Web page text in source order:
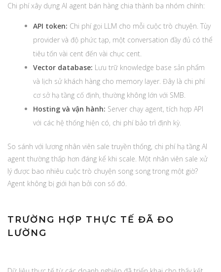
Chi phí xây dựng AI agent bán hàng chia thành ba nhóm chính:
API token: Chi phí gọi LLM cho mỗi cuộc trò chuyện. Tùy
provider và độ phức tạp, một conversation đầy đủ có thể
tiêu tốn vài cent đến vài chục cent.
Vector database: Lưu trữ knowledge base sản phẩm
và lịch sử khách hàng cho memory layer. Đây là chi phí
cơ sở hạ tầng cố định, thường không lớn với SMB.
Hosting và vận hành: Server chạy agent, tích hợp API
với các hệ thống hiện có, chi phí bảo trì định kỳ.
So sánh với lương nhân viên sale truyền thống, chi phí hạ tầng AI
agent thường thấp hơn đáng kể khi scale. Một nhân viên sale xử
lý được bao nhiêu cuộc trò chuyện song song trong một giờ?
Agent không bị giới hạn bởi con số đó.
TRƯỜNG HỢP THỰC TẾ ĐÃ ĐO
LƯỜNG